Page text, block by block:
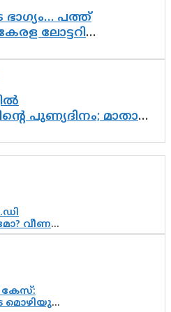
പത്ത്
ലോട്ടറി
ചെയ്ത് കോയയുടെ
പുണ്യദിനം; മാതാ
ഭക്തിസാന്ദ്രമായി
വീണ
കേസ്: